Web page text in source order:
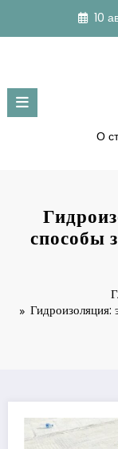
содержимому
10
О
способы